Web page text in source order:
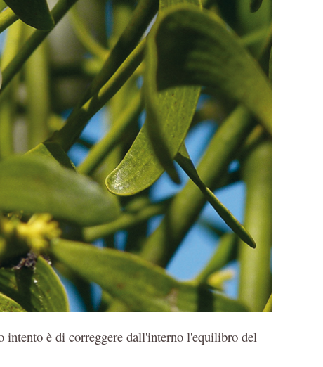
intento è di correggere dall'interno l'equilibro del